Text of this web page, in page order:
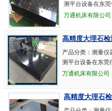
测平台设备在东莞
万通机床有限公司
高精度大理石检
产品分类：测量仪
测平台设备在东莞
万通机床有限公司
高精度大理石